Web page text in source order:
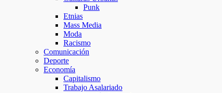
Punk
Etnias
Mass Media
Moda
Racismo
Comunicación
Deporte
Economía
Capitalismo
Trabajo Asalariado